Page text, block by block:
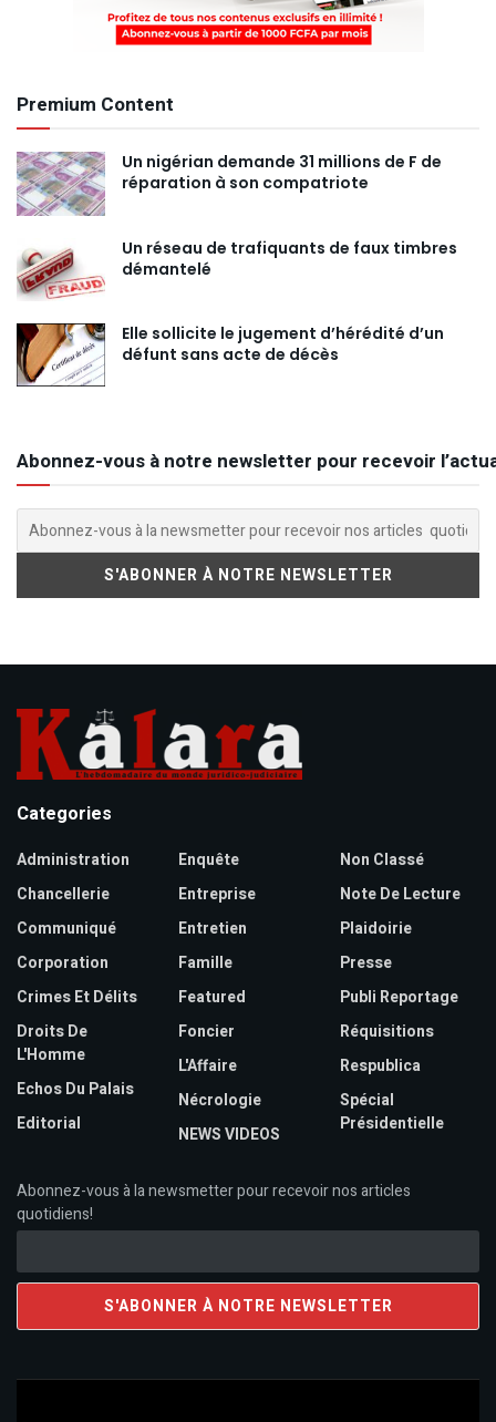
Premium Content
Un nigérian demande 31 millions de F de
réparation à son compatriote
Un réseau de trafiquants de faux timbres
démantelé
Elle sollicite le jugement d’hérédité d’un
défunt sans acte de décès
Abonnez-vous à notre newsletter pour recevoir
Categories
Administration
Chancellerie
Communiqué
Corporation
Crimes Et Délits
Droits De
L'Homme
Echos Du Palais
Editorial
Enquête
Entreprise
Entretien
Famille
Featured
Foncier
L'Affaire
Nécrologie
NEWS VIDEOS
Non Classé
Note De Lecture
Plaidoirie
Presse
Publi Reportage
Réquisitions
Respublica
Spécial
Présidentielle
Abonnez-vous à la newsmetter pour recevoir nos articles
quotidiens!